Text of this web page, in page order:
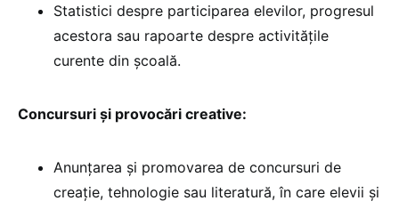
Statistici despre participarea elevilor, progresul
acestora sau rapoarte despre activitățile
curente din școală.
Concursuri și provocări creative:
Anunțarea și promovarea de concursuri de
creație, tehnologie sau literatură, în care elevii și